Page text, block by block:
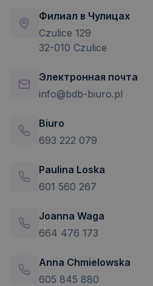
Филиал в Чулицах
Czulice 129
32-010 Czulice
Электронная почта
info@bdb-biuro.pl
Biuro
693 222 079
Paulina Loska
601 560 267
Joanna Waga
664 476 173
Anna Chmielowska
605 845 880